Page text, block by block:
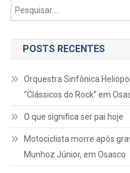
POSTS RECENTES
Orquestra Sinfônica
“Clássicos do Rock” em
O que significa ser pai hoje
Motociclista morre após
Munhoz Júnior, em Osasco